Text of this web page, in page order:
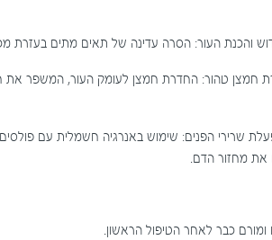
והכנת העור: הסרה עדינה של תאים מתים בעזרת
חמצן טהור: החדרת חמצן לעומק העור, המשפר את
שרירי הפנים: שימוש באנרגיה חשמלית עם
את מחזור הדם.
כבר לאחר הטיפול הראשון.